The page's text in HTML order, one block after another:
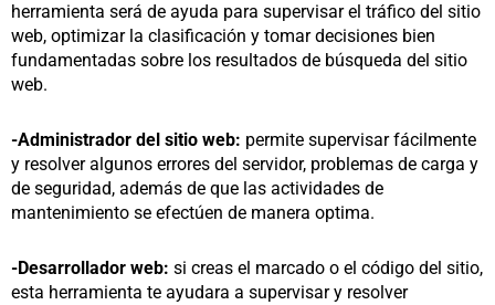
herramienta será de ayuda para supervisar el tráfico del sitio
web, optimizar la clasificación y tomar decisiones bien
fundamentadas sobre los resultados de búsqueda del sitio
web.
-Administrador del sitio web: permite supervisar fácilmente
y resolver algunos errores del servidor, problemas de carga y
de seguridad, además de que las actividades de
mantenimiento se efectúen de manera optima.
-Desarrollador web: si creas el marcado o el código del sitio,
esta herramienta te ayudara a supervisar y resolver